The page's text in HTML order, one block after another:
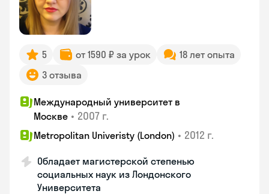
5 от 1590 ₽ за урок
18 лет опыта
3 отзыва
Международный университет в
Москве • 2007 г.
Metropolitan Univeristy (London) • 2012 г.
Обладает магистерской степенью
социальных наук из Лондонского
Университета